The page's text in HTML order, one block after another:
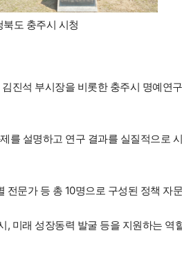
북도 충주시 시청
진석 부시장을 비롯한 충주시 명예연
를 설명하고 연구 결과를 실질적으로
문가 등 총 10명으로 구성된 정책 자
미래 성장동력 발굴 등을 지원하는